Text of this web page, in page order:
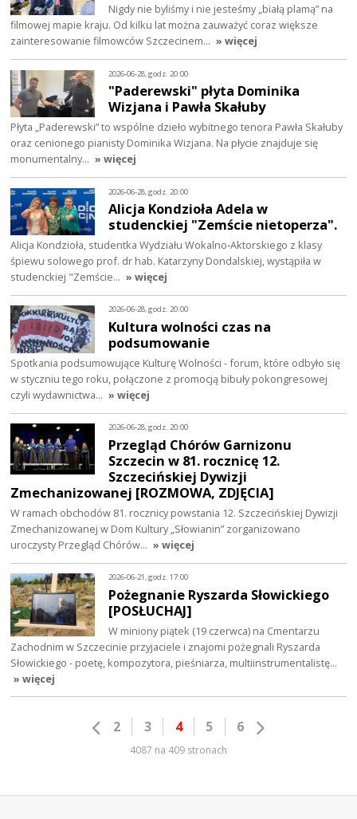
Nigdy nie byliśmy i nie jesteśmy „białą plamą” na
filmowej mapie kraju. Od kilku lat można zauważyć coraz większe
zainteresowanie filmowców Szczecinem… » więcej
2026-06-28, godz. 20:00
"Paderewski" płyta Dominika
Wizjana i Pawła Skałuby
Płyta „Paderewski” to wspólne dzieło wybitnego tenora Pawła Skałuby
oraz cenionego pianisty Dominika Wizjana. Na płycie znajduje się
monumentalny… » więcej
2026-06-28, godz. 20:00
Alicja Kondzioła Adela w
studenckiej "Zemście nietoperza".
Alicja Kondzioła, studentka Wydziału Wokalno‑Aktorskiego z klasy
śpiewu solowego prof. dr hab. Katarzyny Dondalskiej, wystąpiła w
studenckiej "Zemście… » więcej
2026-06-28, godz. 20:00
Kultura wolności czas na
podsumowanie
Spotkania podsumowujące Kulturę Wolności - forum, które odbyło się
w styczniu tego roku, połączone z promocją bibuły pokongresowej
czyli wydawnictwa… » więcej
2026-06-28, godz. 20:00
Przegląd Chórów Garnizonu
Szczecin w 81. rocznicę 12.
Szczecińskiej Dywizji
Zmechanizowanej [ROZMOWA, ZDJĘCIA]
W ramach obchodów 81. rocznicy powstania 12. Szczecińskiej Dywizji
Zmechanizowanej w Dom Kultury „Słowianin” zorganizowano
uroczysty Przegląd Chórów… » więcej
2026-06-21, godz. 17:00
Pożegnanie Ryszarda Słowickiego
[POSŁUCHAJ]
W miniony piątek (19 czerwca) na Cmentarzu
Zachodnim w Szczecinie przyjaciele i znajomi pożegnali Ryszarda
Słowickiego - poetę, kompozytora, pieśniarza, multiinstrumentalistę…
» więcej
2 3 4 5 6
4087 na 409 stronach